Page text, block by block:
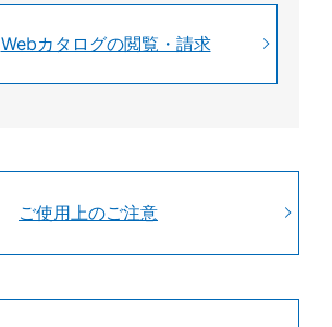
Webカタログの閲覧・請求
ご使用上のご注意